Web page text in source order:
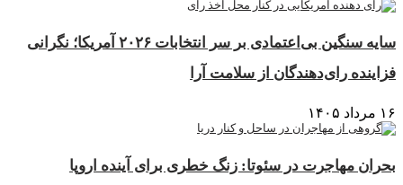
سایه سنگین بی‌اعتمادی بر سر انتخابات ۲۰۲۶ آمریکا؛ نگرانی
فزاینده رای‌دهندگان از سلامت آرا
۱۶ مرداد ۱۴۰۵
بحران مهاجرت در سئوتا: زنگ خطری برای آینده اروپا